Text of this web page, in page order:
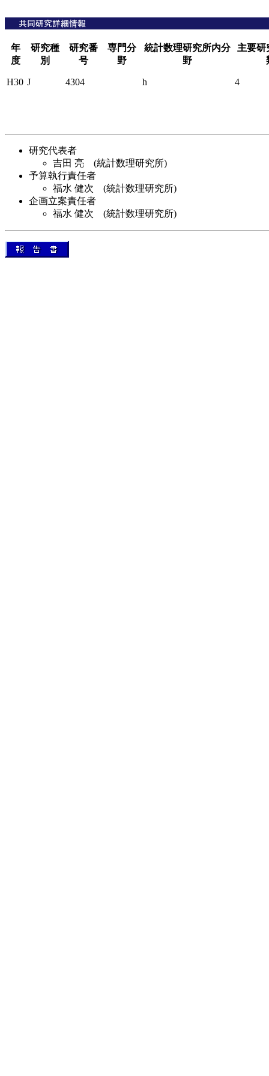
年
度
研究種
別
研究番
号
専門分
野
統計数理研究所内分
野
主要研
H30 J 4304 h 4
研究代表者
吉田 亮 (統計数理研究所)
予算執行責任者
福水 健次 (統計数理研究所)
企画立案責任者
福水 健次 (統計数理研究所)